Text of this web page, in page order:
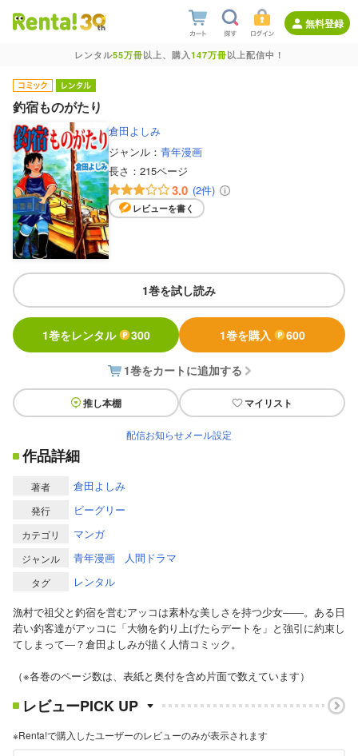
無料登録
レンタル55万冊以上、購入147万冊以上配信中！
釣宿ものがたり
倉田よしみ
ジャンル： 青年漫画
長さ： 215ページ
3.0 (2件)
レビューを書く
1巻を試し読み
1巻をレンタル 300 1巻を購入 600
1巻をカートに追加する
推し本棚 マイリスト
配信お知らせメール設定
作品詳細
著者 倉田よしみ
発行 ビーグリー
カテゴリ マンガ
ジャンル 青年漫画 人間ドラマ
タグ
レンタル
漁村で祖父と釣宿を営むアッコは素朴な美しさを持つ少女――。ある日
若い釣客達がアッコに「大物を釣り上げたらデートを」と強引に約束し
てしまって―？倉田よしみが描く人情コミック。
（※各巻のページ数は、表紙と奥付を含め片面で数えています）
レビューPICK UP
※Renta!で購入したユーザーのレビューのみが表示されます